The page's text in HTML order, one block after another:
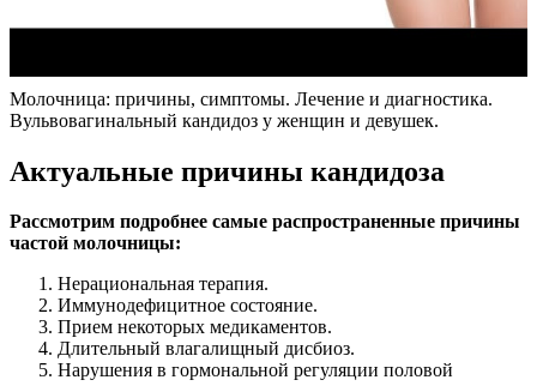
Молочница: причины, симптомы. Лечение и диагностика.
Вульвовагинальный кандидоз у женщин и девушек.
Актуальные причины кандидоза
Рассмотрим подробнее самые распространенные причины
частой молочницы:
Нерациональная терапия.
Иммунодефицитное состояние.
Прием некоторых медикаментов.
Длительный влагалищный дисбиоз.
Нарушения в гормональной регуляции половой